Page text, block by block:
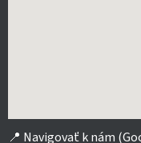
📍 Navigovať k nám